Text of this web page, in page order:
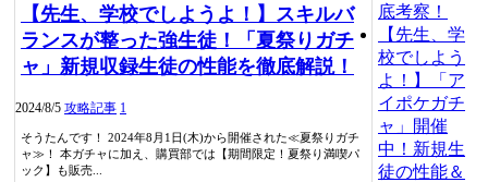
【先生、学校でしようよ！】スキルバ
ランスが整った強生徒！「夏祭りガチ
ャ」新規収録生徒の性能を徹底解説！
2024/8/5 攻略記事 1
そうたんです！ 2024年8月1日(木)から開催された≪夏祭りガチ
ャ≫！ 本ガチャに加え、購買部では【期間限定！夏祭り満喫パ
ック】も販売...
底考察！
【先生、学
校でしよう
よ！】「ア
イポケガチ
ャ」開催
中！新規生
徒の性能＆